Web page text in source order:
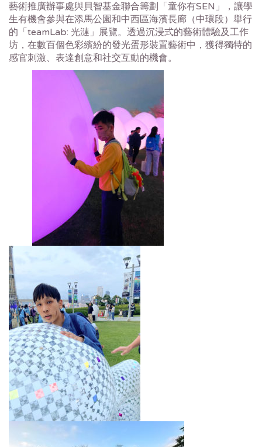
藝術推廣辦事處與貝智基金聯合籌劃「童你有SEN」，讓學
生有機會參與在添馬公園和中西區海濱長廊（中環段）舉行
的「teamLab: 光漣」展覽。透過沉浸式的藝術體驗及工作
坊，在數百個色彩繽紛的發光蛋形裝置藝術中，獲得獨特的
感官刺激、表達創意和社交互動的機會。